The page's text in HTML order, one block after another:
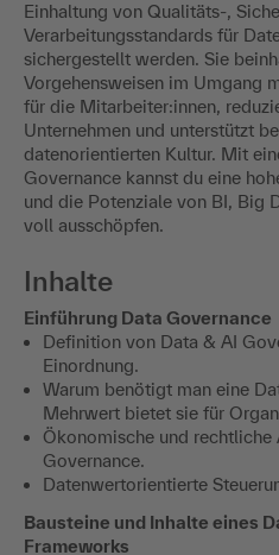
Einhaltung von Qualitäts-,
Verarbeitungsstandards für
sichergestellt werden. Sie
Vorgehensweisen im Umgang
für die Mitarbeiter:innen,
Unternehmen und unterstützt
datenorientierten Kultur. Mit
Governance kannst du eine
und die Potenziale von BI, Big
voll ausschöpfen.
Inhalte
Einführung Data Governance
Definition von Data & AI
Einordnung.
Warum benötigt man eine
Mehrwert bietet sie für
Ökonomische und rechtliche
Governance.
Datenwertorientierte
Bausteine und Inhalte eines
Frameworks